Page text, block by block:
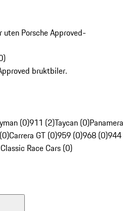
Porsche Approved-
)
bruktbiler.
(0)911 (2)Taycan (0)Panamera
Carrera GT (0)959 (0)968 (0)944
Race Cars (0)